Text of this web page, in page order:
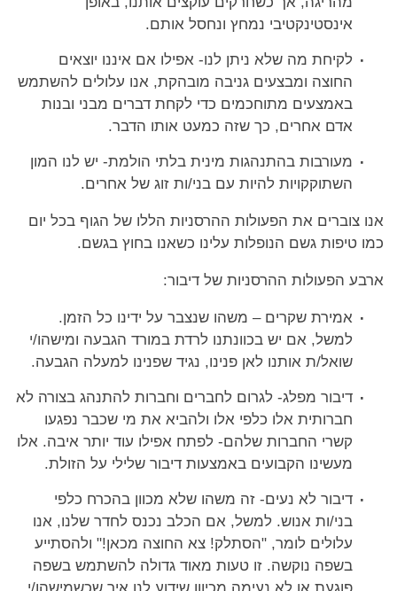
אינסטינקטיבי נמחץ ונחסל אותם.
לקיחת מה שלא ניתן לנו- אפילו אם איננו יוצאים
החוצה ומבצעים גניבה מובהקת, אנו עלולים להשתמש
באמצעים מתוחכמים כדי לקחת דברים מבני ובנות
אדם אחרים, כך שזה כמעט אותו הדבר.
מעורבות בהתנהגות מינית בלתי הולמת- יש לנו המון
השתוקקויות להיות עם בני/ות זוג של אחרים.
אנו צוברים את הפעולות ההרסניות הללו של הגוף בכל יום
כמו טיפות גשם הנופלות עלינו כשאנו בחוץ בגשם.
ארבע הפעולות ההרסניות של דיבור:
אמירת שקרים – משהו שנצבר על ידינו כל הזמן.
למשל, אם יש בכוונתנו לרדת במורד הגבעה ומישהו/י
שואל/ת אותנו לאן פנינו, נגיד שפנינו למעלה הגבעה.
דיבור מפלג- לגרום לחברים וחברות להתנהג בצורה לא
חברותית אלו כלפי אלו ולהביא את מי שכבר נפגעו
קשרי החברות שלהם- לפתח אפילו עוד יותר איבה. אלו
מעשינו הקבועים באמצעות דיבור שלילי על הזולת.
דיבור לא נעים- זה משהו שלא מכוון בהכרח כלפי
בני/ות אנוש. למשל, אם הכלב נכנס לחדר שלנו, אנו
עלולים לומר, "הסתלק! צא החוצה מכאן!" ולהסתייע
בשפה נוקשה. זו טעות מאוד גדולה להשתמש בשפה